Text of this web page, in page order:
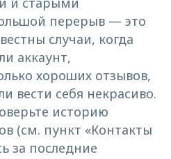
перерыв — это
случаи, когда
аккаунт,
хороших отзывов,
вести себя некрасиво.
историю
(см. пункт «Контакты
за последние